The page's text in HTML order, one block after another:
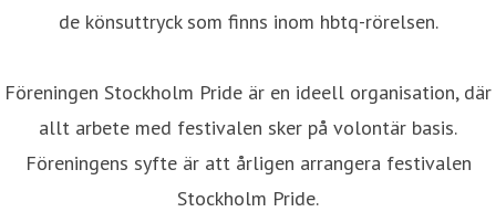
de könsuttryck som finns inom hbtq-rörelsen.
Föreningen Stockholm Pride är en ideell organisation, där
allt arbete med festivalen sker på volontär basis.
Föreningens syfte är att årligen arrangera festivalen
Stockholm Pride.